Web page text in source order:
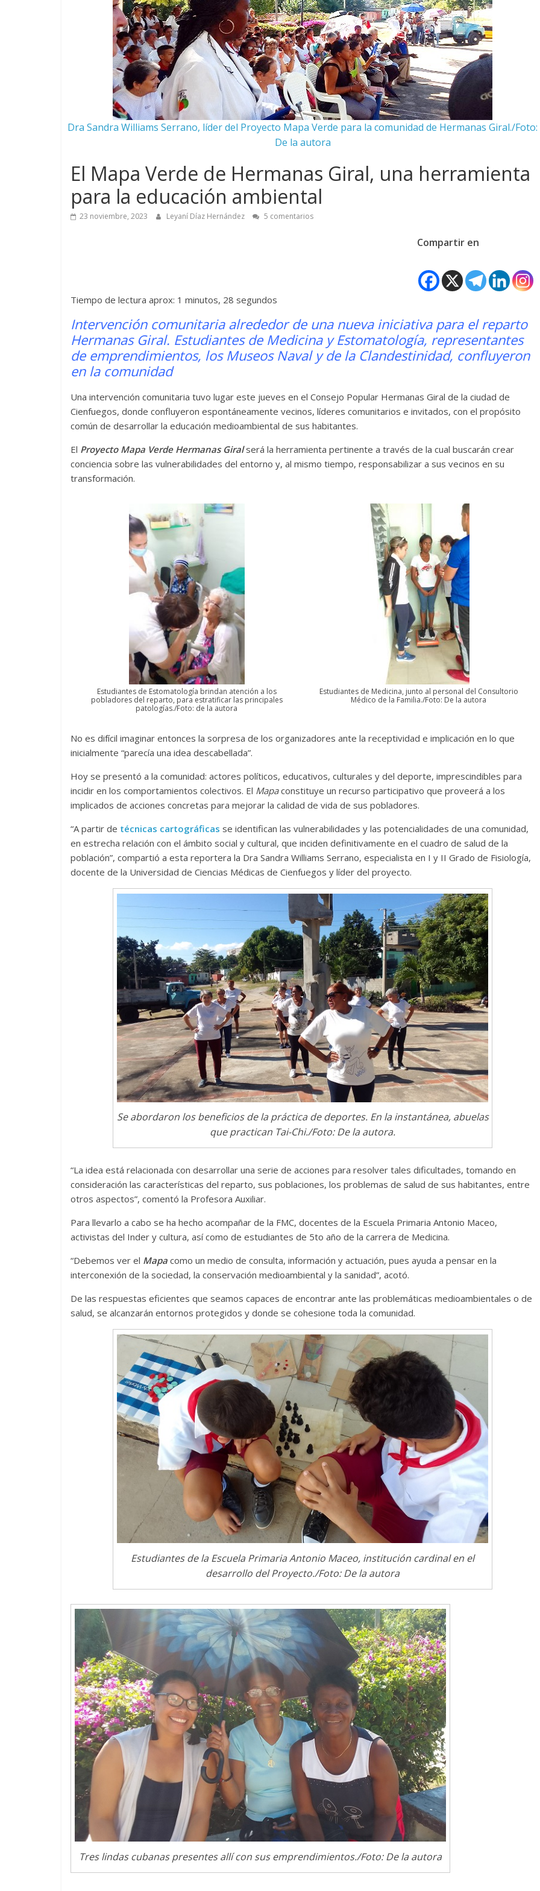
Dra Sandra Williams Serrano, líder del Proyecto Mapa Verde para la comunidad de Hermanas Giral./Foto:
De la autora
El Mapa Verde de Hermanas Giral, una herramienta
para la educación ambiental
23 noviembre, 2023 Leyaní Díaz Hernández 5 comentarios
Compartir en
Tiempo de lectura aprox: 1 minutos, 28 segundos
Intervención comunitaria alrededor de una nueva iniciativa para el reparto
Hermanas Giral. Estudiantes de Medicina y Estomatología, representantes
de emprendimientos, los Museos Naval y de la Clandestinidad, confluyeron
en la comunidad
Una intervención comunitaria tuvo lugar este jueves en el Consejo Popular Hermanas Giral de la ciudad de
Cienfuegos, donde confluyeron espontáneamente vecinos, líderes comunitarios e invitados, con el propósito
común de desarrollar la educación medioambiental de sus habitantes.
El Proyecto Mapa Verde Hermanas Giral será la herramienta pertinente a través de la cual buscarán crear
conciencia sobre las vulnerabilidades del entorno y, al mismo tiempo, responsabilizar a sus vecinos en su
transformación.
Estudiantes de Estomatología brindan atención a los
pobladores del reparto, para estratificar las principales
patologías./Foto: de la autora
Estudiantes de Medicina, junto al personal del Consultorio
Médico de la Familia./Foto: De la autora
No es difícil imaginar entonces la sorpresa de los organizadores ante la receptividad e implicación en lo que
inicialmente “parecía una idea descabellada”.
Hoy se presentó a la comunidad: actores políticos, educativos, culturales y del deporte, imprescindibles para
incidir en los comportamientos colectivos. El Mapaconstituye un recurso participativo que proveerá a los
implicados de acciones concretas para mejorar la calidad de vida de sus pobladores.
“A partir de técnicas cartográficas se identifican las vulnerabilidades y las potencialidades de una comunidad,
en estrecha relación con el ámbito social y cultural, que inciden definitivamente en el cuadro de salud de la
población”, compartió a esta reportera la Dra Sandra Williams Serrano, especialista en I y II Grado de Fisiología,
docente de la Universidad de Ciencias Médicas de Cienfuegos y líder del proyecto.
Se abordaron los beneficios de la práctica de deportes. En la instantánea, abuelas
que practican Tai-Chi./Foto: De la autora.
“La idea está relacionada con desarrollar una serie de acciones para resolver tales dificultades, tomando en
consideración las características del reparto, sus poblaciones, los problemas de salud de sus habitantes, entre
otros aspectos”, comentó la Profesora Auxiliar.
Para llevarlo a cabo se ha hecho acompañar de la FMC, docentes de la Escuela Primaria Antonio Maceo,
activistas del Inder y cultura, así como de estudiantes de 5to año de la carrera de Medicina.
“Debemos ver el Mapa como un medio de consulta, información y actuación, pues ayuda a pensar en la
interconexión de la sociedad, la conservación medioambiental y la sanidad”, acotó.
De las respuestas eficientes que seamos capaces de encontrar ante las problemáticas medioambientales o de
salud, se alcanzarán entornos protegidos y donde se cohesione toda la comunidad.
Estudiantes de la Escuela Primaria Antonio Maceo, institución cardinal en el
desarrollo del Proyecto./Foto: De la autora
Tres lindas cubanas presentes allí con sus emprendimientos./Foto: De la autora
Cuento de hadas
interclasista en la alta
burguesía mexicana
Cine macizo de
28 diciembre, 2025
Julio Martínez Molina
0
Responso por el alma
atormentada de Denís
15 septiembre, 2024